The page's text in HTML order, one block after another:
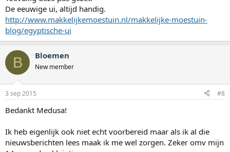
De eeuwige ui, altijd handig.
http://www.makkelijkemoestuin.nl/makkelijke-moestuin-
blog/egyptische-ui
B Bloemen
New member
3 sep 2015 #8
Bedankt Medusa!
Ik heb eigenlijk ook niet echt voorbereid maar als ik al die
nieuwsberichten lees maak ik me wel zorgen. Zeker omv mijn